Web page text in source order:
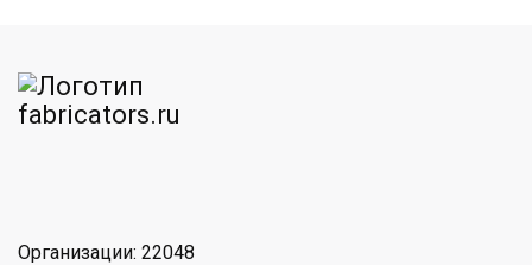
Организации: 22048